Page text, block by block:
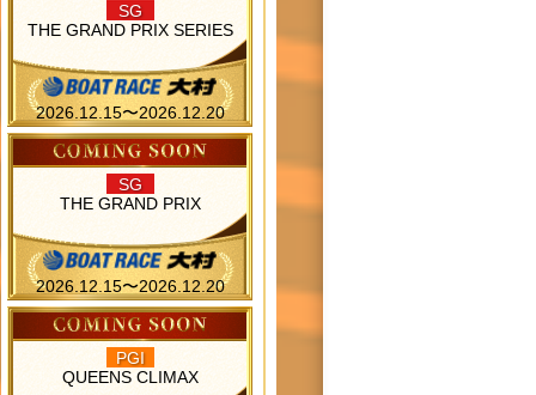
SG
THE GRAND PRIX SERIES
2026.12.15〜2026.12.20
SG
THE GRAND PRIX
2026.12.15〜2026.12.20
PGI
QUEENS CLIMAX